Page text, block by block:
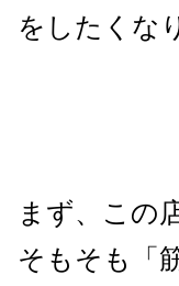
をしたくな
まず、この
そもそも「